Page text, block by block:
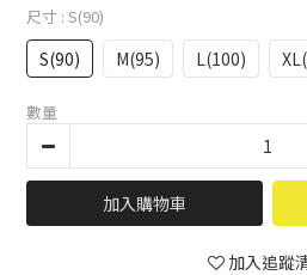
尺寸 : S(90)
S(90) M(95) L(100)
數量
加入購物車
加入追蹤